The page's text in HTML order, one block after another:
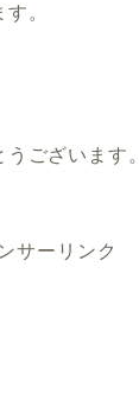
。
ございます。
サーリンク